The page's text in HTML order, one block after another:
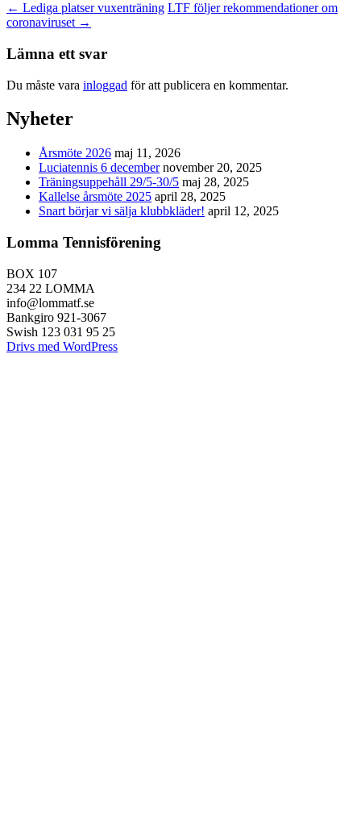
← Lediga platser vuxenträning LTF följer rekommendationer om
coronaviruset →
Lämna ett svar
Du måste vara inloggad för att publicera en kommentar.
Nyheter
Årsmöte 2026 maj 11, 2026
Luciatennis 6 december november 20, 2025
Träningsuppehåll 29/5-30/5 maj 28, 2025
Kallelse årsmöte 2025 april 28, 2025
Snart börjar vi sälja klubbkläder! april 12, 2025
Lomma Tennisförening
BOX 107
234 22 LOMMA
info@lommatf.se
Bankgiro 921-3067
Swish 123 031 95 25
Drivs med WordPress